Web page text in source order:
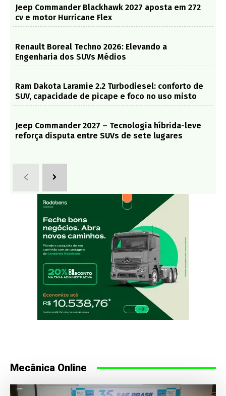
Jeep Commander Blackhawk 2027 aposta em 272
cv e motor Hurricane Flex
Renault Boreal Techno 2026: Elevando a
Engenharia dos SUVs Médios
Ram Dakota Laramie 2.2 Turbodiesel: conforto de
SUV, capacidade de picape e foco no uso misto
Jeep Commander 2027 – Tecnologia híbrida-leve
reforça disputa entre SUVs de sete lugares
Mecânica Online